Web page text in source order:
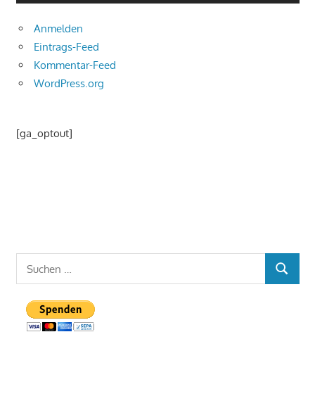
Anmelden
Eintrags-Feed
Kommentar-Feed
WordPress.org
[ga_optout]
SUCHEN